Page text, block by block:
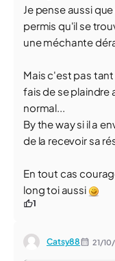
Je pense aussi
permis qu'il se
une méchante
Mais c'est pas
fais de se plaindre
normal...
By the way si il a
de la recevoir sa
En tout cas
long toi aussi
1
Catsy88 21/